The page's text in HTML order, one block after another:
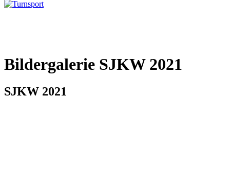
Bildergalerie SJKW 2021
SJKW 2021